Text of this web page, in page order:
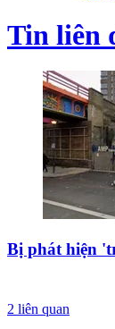
Tin liên
Bị phát hiện
2 liên quan